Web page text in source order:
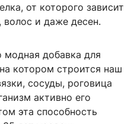
от которого зависит
волос и даже десен.
модная добавка для
котором строится наш
сосуды, роговица
активно его
эта способность